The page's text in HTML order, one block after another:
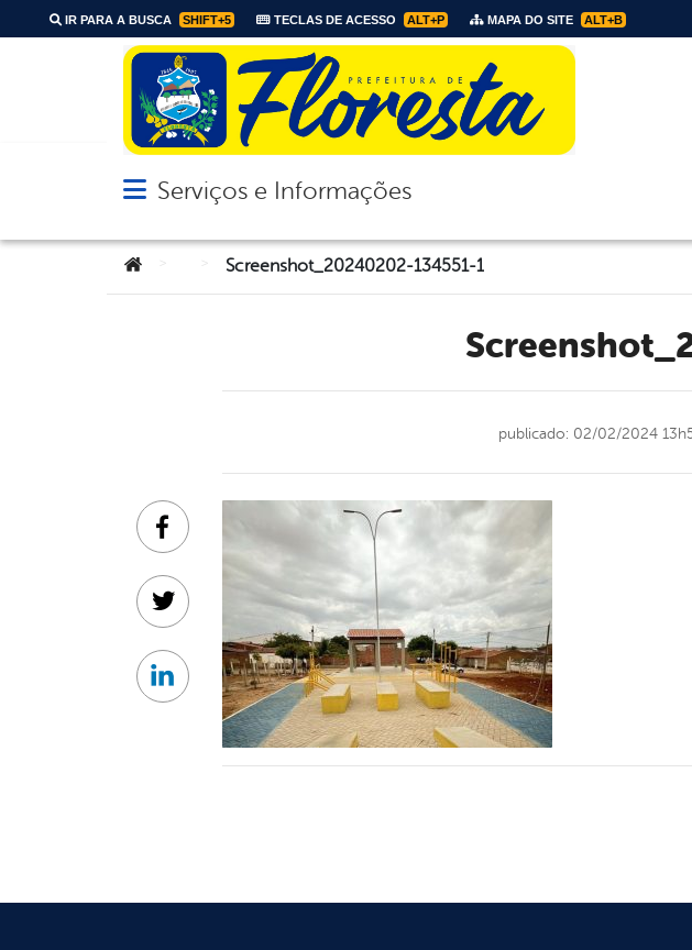
IR PARA A BUSCA SHIFT+5 TECLAS DE ACESSO ALT+P MAPA DO SITE ALT+B
Abrir menu principal de navegação
Serviços e Informações
Você está aqui:Screenshot_20240202-134551-1
publicado: 02/02/2024
Facebook
Twitter
Linkedin